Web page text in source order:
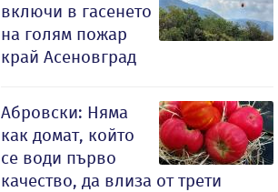
включи в гасенето
на голям пожар
край Асеновград
Абровски: Няма
как домат, който
се води първо
качество, да влиза от трети